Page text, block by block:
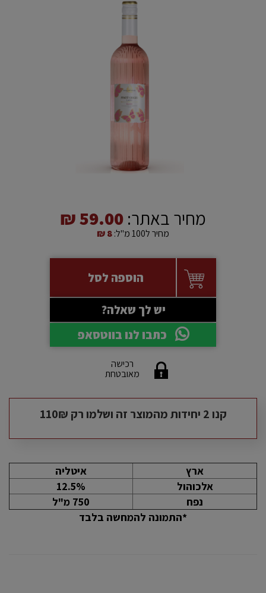
מחיר באתר: 59.00 ₪
מחיר ל100 מ"ל:
הוספה לסל
יש לך שאלה?
כתבו לנו בווטסאפ
רכישה
מאובטחת
קנו 2 יחידות מהמוצר זה ושלמו רק 110₪
ארץ
איטליה
אלכוהול
12.5%
נפח
750 מ"ל
*התמונה להמחשה בלבד